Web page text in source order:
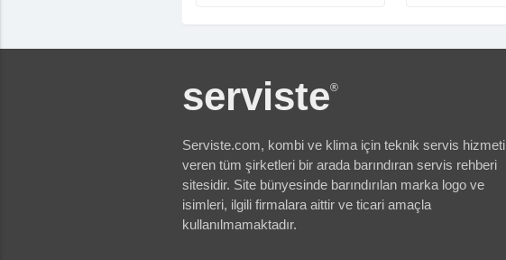
serviste®
Serviste.com, kombi ve klima için teknik servis hizmeti
veren tüm şirketleri bir arada barındıran servis rehberi
sitesidir. Site bünyesinde barındırılan marka logo ve
isimleri, ilgili firmalara aittir ve ticari amaçla
kullanılmamaktadır.